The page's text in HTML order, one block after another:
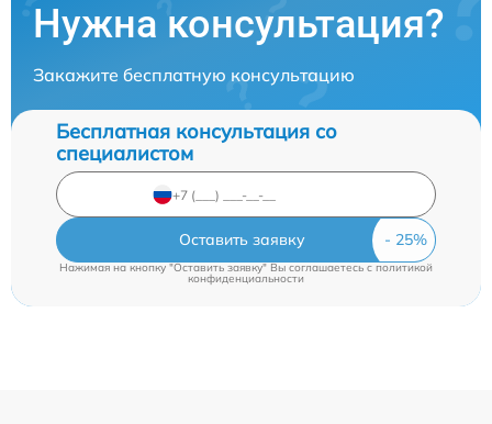
Нужна консультация?
Закажите бесплатную консультацию
Бесплатная консультация со
специалистом
Оставить заявку
Нажимая на кнопку "Оставить заявку" Вы соглашаетесь cполитикой
конфиденциальности